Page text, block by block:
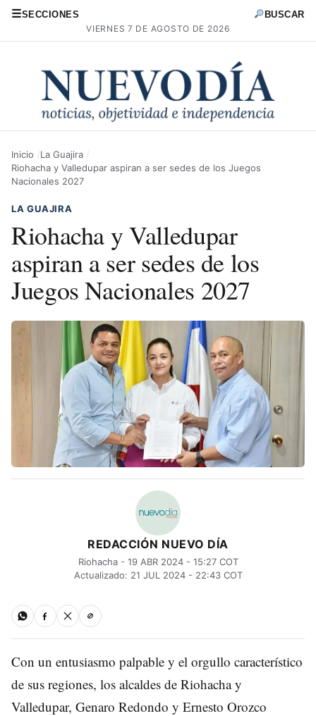
☰SECCIONES
VIERNES 7 DE AGOSTO DE 2026
BUSCAR
Inicio
La Guajira
Riohacha y Valledupar aspiran a ser sedes de los Juegos
Nacionales 2027
LA GUAJIRA
Riohacha y Valledupar
aspiran a ser sedes de los
Juegos Nacionales 2027
REDACCIÓN NUEVO DÍA
Riohacha - 19 ABR 2024 - 15:27 COT
Actualizado: 21 JUL 2024 - 22:43 COT
Con un entusiasmo palpable y el orgullo característico
de sus regiones, los alcaldes de Riohacha y
Valledupar, Genaro Redondo y Ernesto Orozco